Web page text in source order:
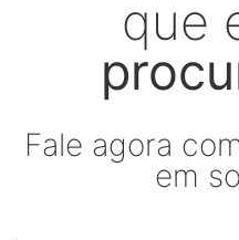
que
Fale agora
em